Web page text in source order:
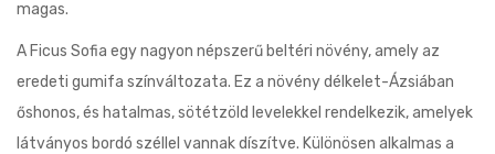
magas.
A Ficus Sofia egy nagyon népszerű beltéri növény, amely az
eredeti gumifa színváltozata. Ez a növény délkelet-Ázsiában
őshonos, és hatalmas, sötétzöld levelekkel rendelkezik, amelyek
látványos bordó széllel vannak díszítve. Különösen alkalmas a